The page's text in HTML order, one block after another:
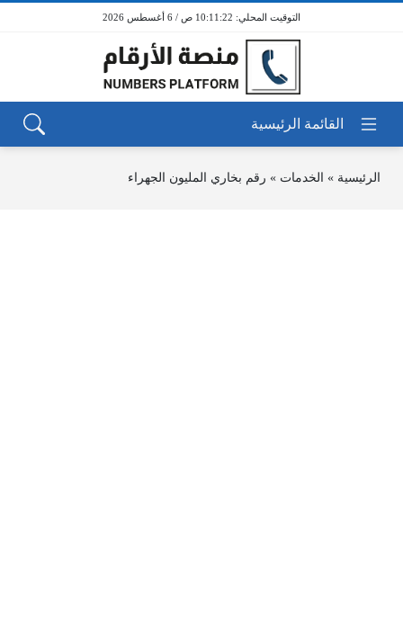
10:11:22 ص / 6 أغسطس 2026
الرئيسية » الخدمات » رقم بخاري المليون الجهراء